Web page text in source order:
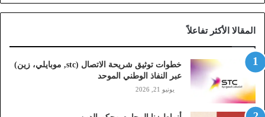
ل
ا
ت
ص
ل
(
المقالا الأكثر تفاعلاً
خطوات توثيق شريحة الاتصال (stc, موبايلي، زين)
عبر النفاذ الوطني الموحد
يونيو 21, 2026